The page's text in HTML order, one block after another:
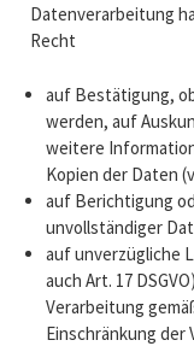
Datenverarbeitung
Recht
auf Bestätigung,
werden, auf
weitere
Kopien der Daten
auf Berichtigung
unvollständiger
auf unverzügliche
auch Art. 17
Verarbeitung
Einschränkung der